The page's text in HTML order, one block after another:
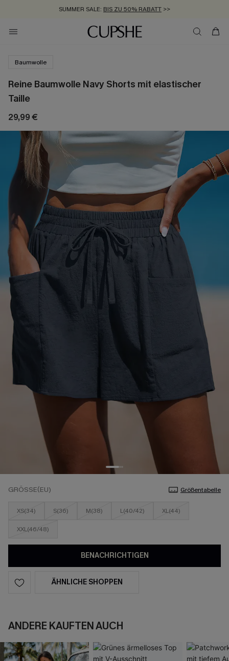
SUMMER SALE: BIS ZU 50% RABATT >>
ZUM NEWSLETTER:BIS ZU -20% EXTRA ERHALTEN
KOSTENLOSER VERSAND AB 89 €
Baumwolle
Reine Baumwolle Navy Shorts mit elastischer
Taille
29,99 €
GRÖSSE(EU) Größentabelle
XS(34) S(36) M(38) L(40/42) XL(44)
XXL(46/48)
BENACHRICHTIGEN
ÄHNLICHE SHOPPEN
ANDERE KAUFTEN AUCH